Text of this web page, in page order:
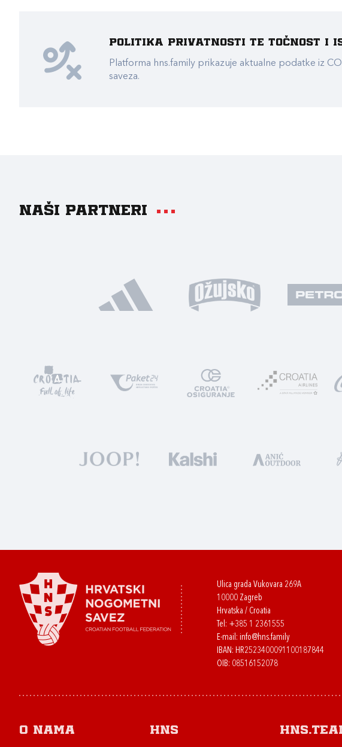
Politika privatnosti te točnost i
Platforma hns.family prikazuje aktualne podatke iz
saveza.
Naši partneri
Ulica grada Vukovara 269A
10000 Zagreb
Hrvatska / Croatia
Tel: +385 1 2361555
E-mail: info@hns.family
IBAN: HR2523400091100187844
OIB: 08516152078
O nama HNS